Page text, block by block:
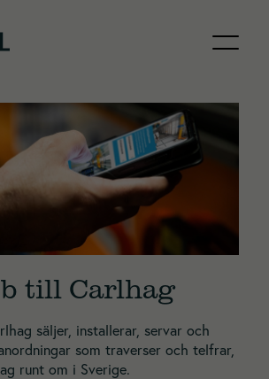
till Carlhag
säljer, installerar, servar och
som traverser och telfrar,
runt om i Sverige.